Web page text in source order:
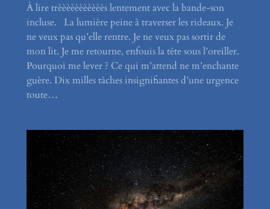
À lire trèèèèèèèèèèès lentement avec la bande-son
incluse. La lumière peine à traverser les rideaux. Je
ne veux pas qu’elle rentre. Je ne veux pas sortir de
mon lit. Je me retourne, enfouis la tête sous l’oreiller.
Pourquoi me lever ? Ce qui m’attend ne m’enchante
guère. Dix milles tâches insignifiantes d’une urgence
toute…